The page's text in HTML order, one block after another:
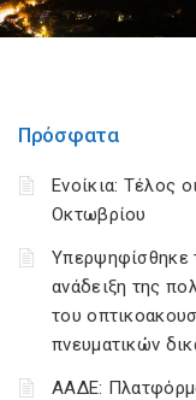
Πρόσφατα
Ενοίκια: Τέλος
Οκτωβρίου
Υπερψηφίσθηκε
ανάδειξη της
του
πνευματικών
ΑΑΔΕ: